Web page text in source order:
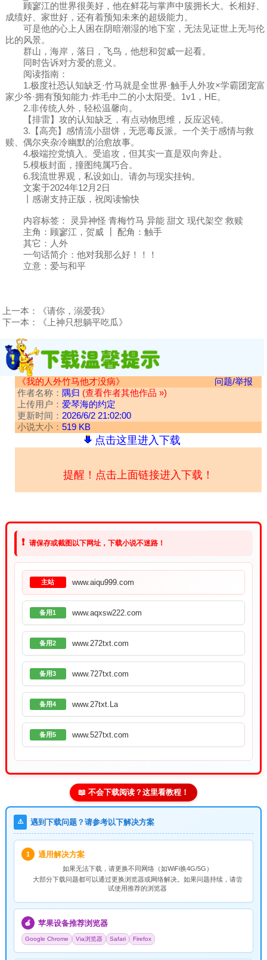
顾寥江的世界很美好，他在鲜花与掌声中簇拥长大。长相好、
成绩好、家世好，还有着预知未来的超级能力。
可是他的心上人困在阴暗潮湿的地下室，无法见证世上无与伦
比的风景。
群山，海岸，落日，飞鸟，他想和贺威一起看。
同时告诉对方爱的意义。
阅读指南：
1.极度社恐认知缺乏·竹马就是全世界·触手人外攻×学霸团宠富
家少爷·拥有预知能力·炸毛中二的小太阳受。1v1，HE。
2.非传统人外，轻松温馨向。
【排雷】攻的认知缺乏，有点动物思维，反应迟钝。
3.【高亮】感情流小甜饼，无恶毒反派。一个关于感情与救
赎、偶尔夹杂冷幽默的治愈故事。
4.极端控党慎入。受追攻，但其实一直是双向奔赴。
5.模板封面，撞图纯属巧合。
6.我流世界观，私设如山。请勿与现实挂钩。
文案于2024年12月2日
丨感谢支持正版，祝阅读愉快
内容标签： 灵异神怪 青梅竹马 异能 甜文 现代架空 救赎
主角：顾寥江，贺威 ┃ 配角：触手
其它：人外
一句话简介：他对我那么好！！！
立意：爱与和平
上一本：
《请你，溺爱我》
下一本：
《上神只想躺平吃瓜》
《我的人外竹马他才没病》
问题/举报
作者名称： 隅归 (查看作者其他作品 »)
上传用户： 爱琴海的约定
更新时间： 2026/6/2 21:02:00
小说大小： 519 KB
点击这里进入下载
提醒！点击上面链接进入下载！
❗ 请保存或截图以下网址，下载小说不迷路！
主站 www.aiqu999.com
备用1 www.aqxsw222.com
备用2 www.272txt.com
备用3 www.727txt.com
备用4 www.27txt.La
备用5 www.527txt.com
📖 不会下载阅读？这里看教程！
⚠️ 遇到下载问题？请参考以下解决方案
1 通用解决方案
如果无法下载，请更换不同网络（如WiFi换4G/5G）
大部分下载问题都可以通过更换浏览器或网络解决。如果问题持续，请尝
试使用推荐的浏览器
🍎 苹果设备推荐浏览器
Google Chrome Via浏览器 Safari Firefox